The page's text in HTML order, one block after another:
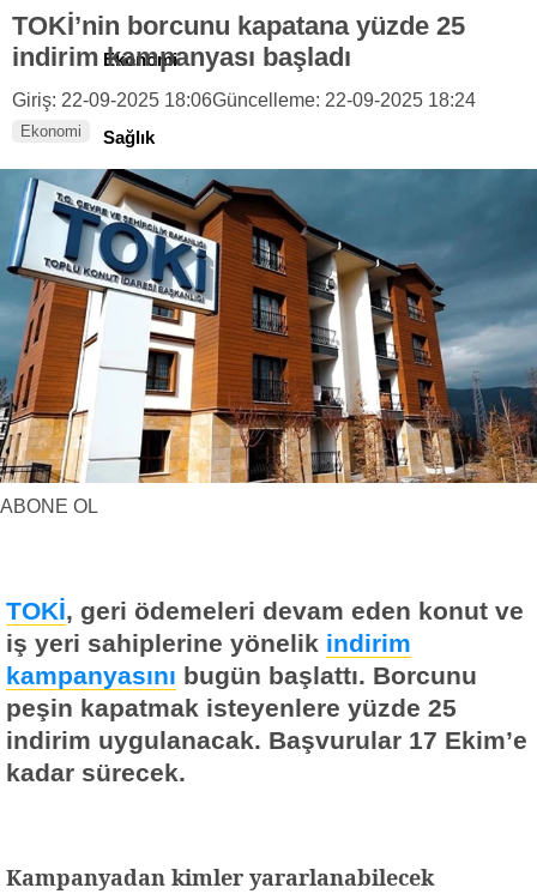
Ekonomi
Sağlık
Teknoloji
Spor
Yerel Haberler
Faydalı Bilgiler
TOKİ’nin borcunu kapatana yüzde 25
indirim kampanyası başladı
Giriş: 22-09-2025 18:06Güncelleme: 22-09-2025 18:24
Ekonomi
ABONE OL
TOKİ, geri ödemeleri devam eden konut ve
iş yeri sahiplerine yönelik indirim
kampanyasını bugün başlattı. Borcunu
peşin kapatmak isteyenlere yüzde 25
indirim uygulanacak. Başvurular 17 Ekim’e
kadar sürecek.
Kampanyadan kimler yararlanabilecek